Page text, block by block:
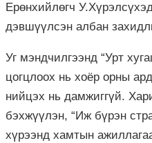
Ерөнхийлөгч
дэвшүүлсэн албан
Уг мэндчилгээнд “Урт
цогцлоох нь хоёр орны
нийцэх нь дамжиггүй.
бэхжүүлэн, “Иж бүрэн
хүрээнд хамтын